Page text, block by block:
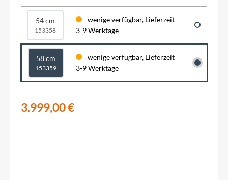
54 cm
153358
wenige verfügbar, Lieferzeit
3-9 Werktage
58 cm
153359
wenige verfügbar, Lieferzeit
3-9 Werktage
3.999,00 €